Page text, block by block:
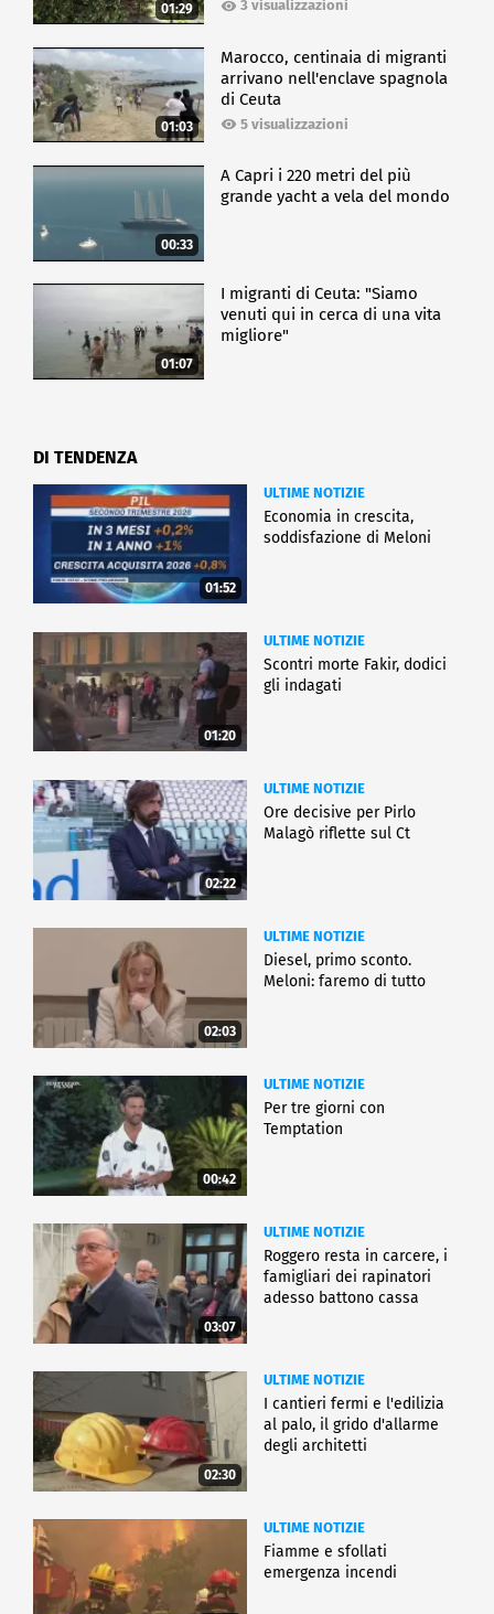
01:29 3 visualizzazioni
01:03
Marocco, centinaia di migranti
arrivano nell'enclave spagnola
di Ceuta
5 visualizzazioni
00:33
A Capri i 220 metri del più
grande yacht a vela del mondo
01:07
I migranti di Ceuta: "Siamo
venuti qui in cerca di una vita
migliore"
DI TENDENZA
01:52
ULTIME NOTIZIE
Economia in crescita,
soddisfazione di Meloni
01:20
ULTIME NOTIZIE
Scontri morte Fakir, dodici
gli indagati
02:22
ULTIME NOTIZIE
Ore decisive per Pirlo
Malagò riflette sul Ct
02:03
ULTIME NOTIZIE
Diesel, primo sconto.
Meloni: faremo di tutto
00:42
ULTIME NOTIZIE
Per tre giorni con
Temptation
03:07
ULTIME NOTIZIE
Roggero resta in carcere, i
famigliari dei rapinatori
adesso battono cassa
02:30
ULTIME NOTIZIE
I cantieri fermi e l'edilizia
al palo, il grido d'allarme
degli architetti
ULTIME NOTIZIE
Fiamme e sfollati
emergenza incendi